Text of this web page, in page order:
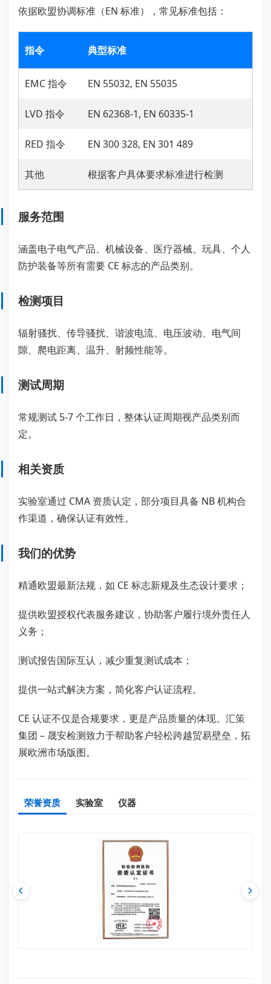
依据欧盟协调标准（EN 标准），常见标准包括：
指令 典型标准
EMC 指令 EN 55032, EN 55035
LVD 指令 EN 62368-1, EN 60335-1
RED 指令 EN 300 328, EN 301 489
其他 根据客户具体要求标准进行检测
服务范围
涵盖电子电气产品、机械设备、医疗器械、玩具、个人
防护装备等所有需要 CE 标志的产品类别。
检测项目
辐射骚扰、传导骚扰、谐波电流、电压波动、电气间
隙、爬电距离、温升、射频性能等。
测试周期
常规测试 5-7 个工作日，整体认证周期视产品类别而
定。
相关资质
实验室通过 CMA 资质认定，部分项目具备 NB 机构合
作渠道，确保认证有效性。
我们的优势
精通欧盟最新法规，如 CE 标志新规及生态设计要求；
提供欧盟授权代表服务建议，协助客户履行境外责任人
义务；
测试报告国际互认，减少重复测试成本；
提供一站式解决方案，简化客户认证流程。
CE 认证不仅是合规要求，更是产品质量的体现。汇策
集团 – 晟安检测致力于帮助客户轻松跨越贸易壁垒，拓
展欧洲市场版图。
荣誉资质 实验室 仪器